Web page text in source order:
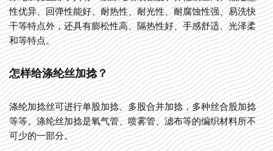
性优异、回弹性能好、耐热性、耐光性、耐腐蚀性强、易洗快
干等特点外，还具有膨松性高、隔热性好、手感舒适、光泽柔
和等特点。
怎样给涤纶丝加捻？
涤纶加捻丝可进行单股加捻、多股合并加捻，多种丝合股加捻
等等。涤纶丝加捻是氧气管、喷雾管、滤布等的编织材料所不
可少的一部分。